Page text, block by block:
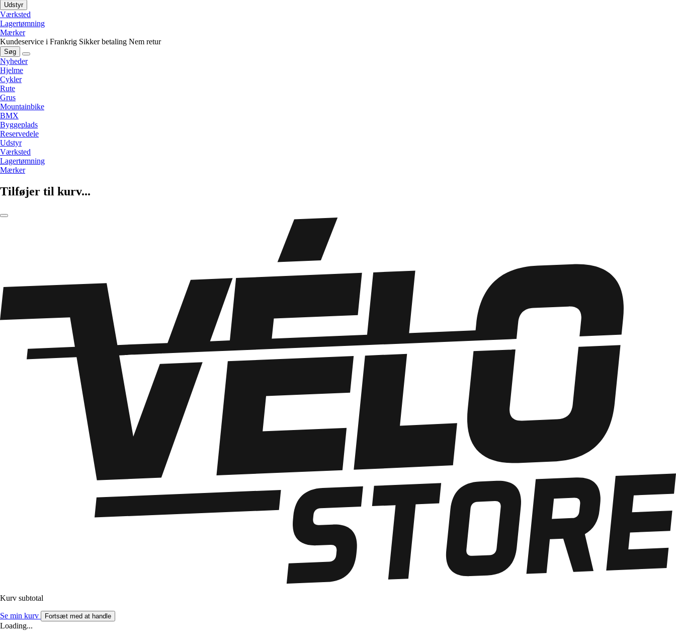
Udstyr
Værksted
Lagertømning
Mærker
Kundeservice i Frankrig Sikker betaling Nem retur
Søg
Nyheder
Hjelme
Cykler
Rute
Grus
Mountainbike
BMX
Byggeplads
Reservedele
Udstyr
Værksted
Lagertømning
Mærker
Tilføjer til kurv...
Kurv subtotal
Se min kurv Fortsæt med at handle
Loading...